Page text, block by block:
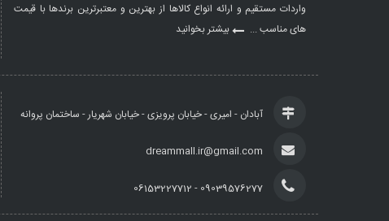
واردات مستقیم و ارائه انواع کالاها از بهترین و معتبرترین برندها با قیمت
های مناسب ...
بیشتر بخوانید
آبادان - امیری - خیابان پرویزی - خیابان شهریار - ساختمان پروانه
dreammall.ir@gmail.com
09039576277 - 06153227712